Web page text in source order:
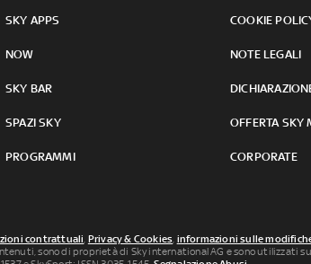
SKY APPS
NOW
SKY BAR
SPAZI SKY
PROGRAMMI
COOKIE
NOTE LEGALI
OFFERTA SKY
CORPORATE
contrattuali, Privacy & Cookies, informazioni sulle
sono di proprietà di Sky international AG e sono utilizzati su